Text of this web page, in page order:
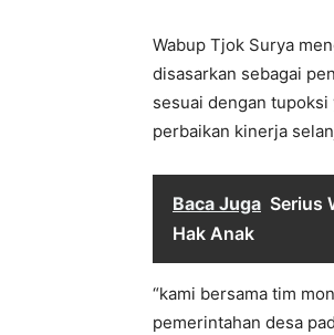
Wabup Tjok Surya
disasarkan sebagai
sesuai dengan
perbaikan kinerja
Baca Juga Serius
Hak Anak
“kami bersama tim
pemerintahan desa